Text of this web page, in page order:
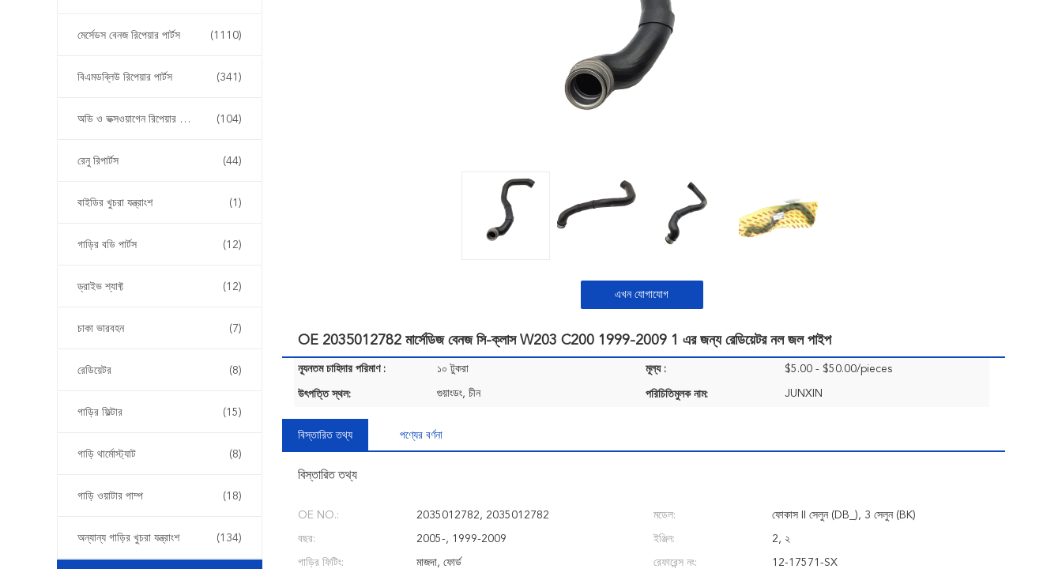
মের্সেডস বেনজ রিপেয়ার পার্টস (1110)
বিএমডব্লিউ রিপেয়ার পার্টস (341)
অডি ও ভক্সওয়াগেন রিপেয়ার পার্টস (104)
রেনু রিপার্টস (44)
বাইডির খুচরা যন্ত্রাংশ (1)
গাড়ির বডি পার্টস (12)
ড্রাইভ শ্যাফ্ট (12)
চাকা ভারবহন (7)
রেডিয়েটর (8)
গাড়ির ফিল্টার (15)
গাড়ি থার্মোস্ট্যাট (8)
গাড়ি ওয়াটার পাম্প (18)
অন্যান্য গাড়ির খুচরা যন্ত্রাংশ (134)
এখন যোগাযোগ
OE 2035012782 মার্সেডিজ বেনজ সি-ক্লাস W203 C200 1999-2009 1 এর জন্য রেডিয়েটর নল জল পাইপ
ন্যূনতম চাহিদার পরিমাণ : ১০ টুকরা মূল্য : $5.00 - $50.00/pieces
উৎপত্তি স্থল: গুয়াংডং, চীন পরিচিতিমুলক নাম: JUNXIN
বিস্তারিত তথ্য পণ্যের বর্ণনা
বিস্তারিত তথ্য
OE NO.: 2035012782, 2035012782 মডেল: ফোকাস II সেলুন (DB_), 3 সেলুন (BK)
বছর: 2005-, 1999-2009 ইঞ্জিন: 2, ২
গাড়ির ফিটিং: মাজদা, ফোর্ড রেফারেন্স নং: 12-17571-SX